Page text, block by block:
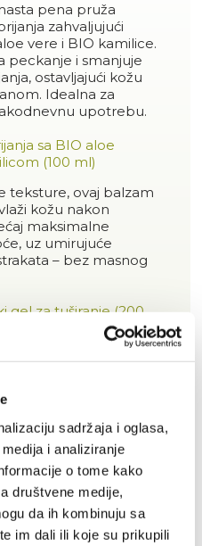
sadržaja i oglasa,
i analiziranje
o tome kako
društvene medije,
da ih kombinuju sa
im dali ili koje su prikupili
pena pruža
zahvaljujući
vere i BIO kamilice.
peckanje i smanjuje
ostavljajući kožu
Idealna za
upotrebu.
sa BIO aloe
(100 ml)
teksture, ovaj balzam
kožu nakon
maksimalne
uz umirujuće
– bez masnog
gel za tuširanje (200
muževne
tuširanje koji nežno
osvežavajući i
za
i snažan